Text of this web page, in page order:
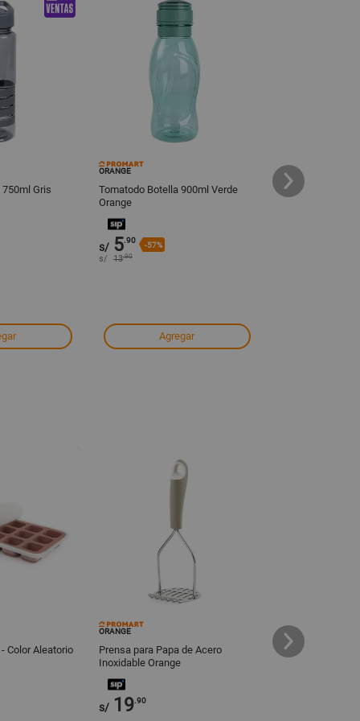
Gris
ORANGE
Tomatodo Botella 900ml Verde
Orange
s/ 5.90
-57%
s/ 13.90
Agregar
ORANGE
Set de 4 Vasos
Color Aleatorio
ORANGE
Prensa para Papa de Acero
Inoxidable Orange
s/ 19.90
ORANGE
Exprimidor